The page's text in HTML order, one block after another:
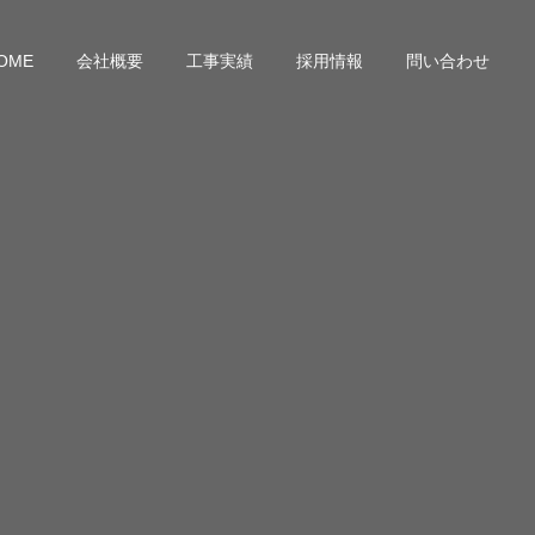
会社概要 工事実績 採用情報 問い合わせ